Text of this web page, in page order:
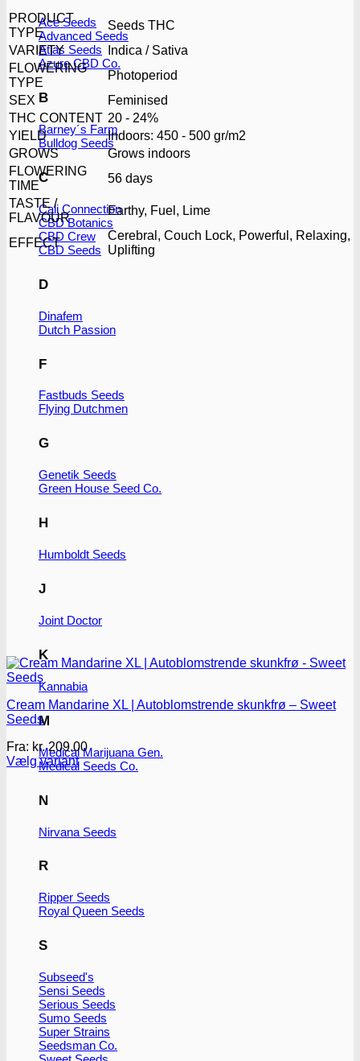
Ace Seeds
Advanced Seeds
Atlas Seeds
Azure CBD Co.
B
Barney´s Farm
Bulldog Seeds
C
Cali Connection
CBD Botanics
CBD Crew
CBD Seeds
D
Dinafem
Dutch Passion
F
Fastbuds Seeds
Flying Dutchmen
G
Genetik Seeds
Green House Seed Co.
H
Humboldt Seeds
J
Joint Doctor
K
Kannabia
M
Medical Marijuana Gen.
Medical Seeds Co.
N
Nirvana Seeds
R
Ripper Seeds
Royal Queen Seeds
S
Subseed's
Sensi Seeds
Serious Seeds
Sumo Seeds
Super Strains
Seedsman Co.
PRODUCT
TYPE
Seeds THC
VARIETY
Indica / Sativa
FLOWERING
TYPE
Photoperiod
SEX
Feminised
THC CONTENT 20 - 24%
YIELD
Indoors: 450 - 500 gr/m2
GROWS
Grows indoors
FLOWERING
TIME
56 days
TASTE /
FLAVOUR
Earthy, Fuel, Lime
EFFECT
Cerebral, Couch Lock, Powerful, Relaxing,
Uplifting
Cream Mandarine XL | Autoblomstrende skunkfrø – Sweet
Seeds
Fra: kr.209.00
Vælg variant
varianter.
varesiden